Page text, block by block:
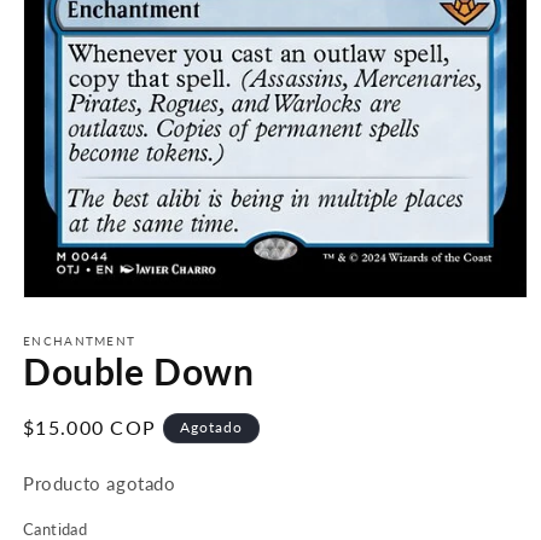
multimedia
1
en
modal
ENCHANTMENT
Double Down
Precio
$15.000 COP Agotado
Producto agotado
Cantidad